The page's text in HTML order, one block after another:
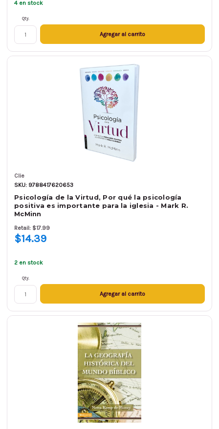
4 en stock
Qty.
Agregar al carrito
Clie
SKU: 9788417620653
Psicología de la Virtud, Por qué la psicología
positiva es importante para la iglesia - Mark R.
McMinn
Retail: $17.99
$14.39
2 en stock
Qty.
Agregar al carrito